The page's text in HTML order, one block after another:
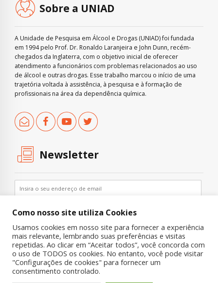
Sobre a UNIAD
A Unidade de Pesquisa em Álcool e Drogas (UNIAD) foi fundada
em 1994 pelo Prof. Dr. Ronaldo Laranjeira e John Dunn, recém-
chegados da Inglaterra, com o objetivo inicial de oferecer
atendimento a funcionários com problemas relacionados ao uso
de álcool e outras drogas. Esse trabalho marcou o início de uma
trajetória voltada à assistência, à pesquisa e à formação de
profissionais na área da dependência química.
Newsletter
Copyright © 2019 UNIAD – Unidade de Pesquisa em Álcool e Drogas
Como nosso site utiliza Cookies
Usamos cookies em nosso site para fornecer a experiência
mais relevante, lembrando suas preferências e visitas
repetidas. Ao clicar em “Aceitar todos”, você concorda com
o uso de TODOS os cookies. No entanto, você pode visitar
"Configurações de cookies" para fornecer um
consentimento controlado.